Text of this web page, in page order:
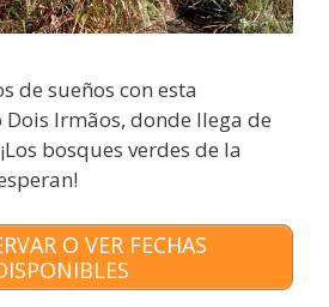
de sueños con esta
Irmãos, donde llega de
bosques verdes de la
O VER FECHAS